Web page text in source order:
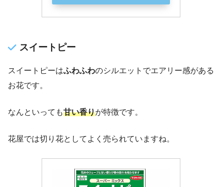
スイートピー
スイートピーはふわふわのシルエットでエアリー感がある
お花です。
なんといっても甘い香りが特徴です。
花屋では切り花としてよく売られていますね。